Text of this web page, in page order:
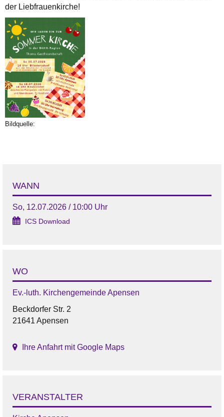
der Liebfrauenkirche!
Bildquelle:
WANN
So, 12.07.2026 / 10:00 Uhr
ICS Download
WO
Ev.-luth. Kirchengemeinde Apensen
Beckdorfer Str. 2
21641 Apensen
Ihre Anfahrt mit Google Maps
VERANSTALTER